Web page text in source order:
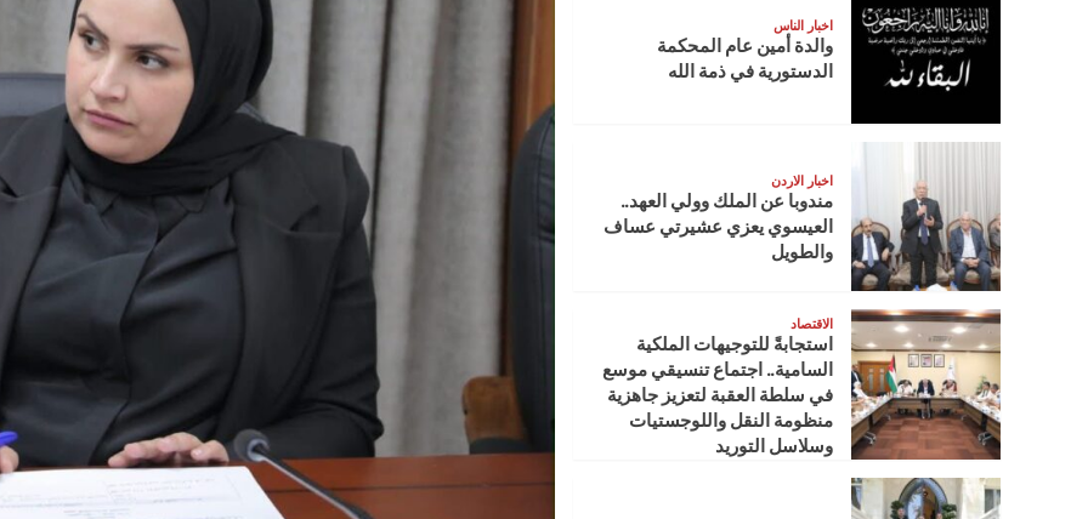
اخبار الناس
والدة أمين عام المحكمة
الدستورية في ذمة الله
اخبار الاردن
مندوبا عن الملك وولي العهد..
العيسوي يعزي عشيرتي عساف
والطويل
الاقتصاد
استجابةً للتوجيهات الملكية
السامية.. اجتماع تنسيقي موسع
في سلطة العقبة لتعزيز جاهزية
منظومة النقل واللوجستيات
وسلاسل التوريد